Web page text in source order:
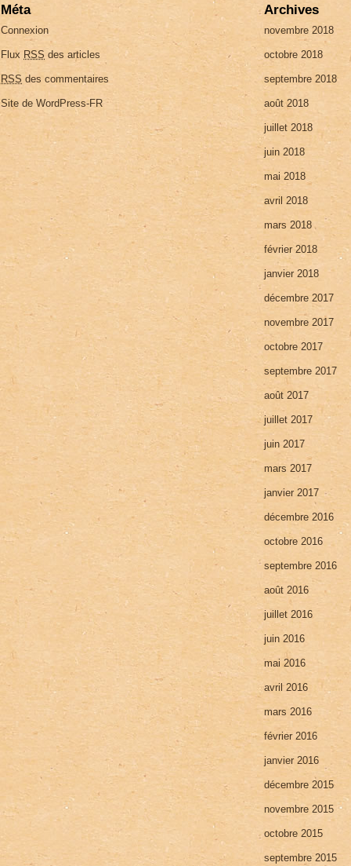
Méta
Connexion
Flux RSS des articles
RSS des commentaires
Site de WordPress-FR
Archives
novembre 2018
octobre 2018
septembre 2018
août 2018
juillet 2018
juin 2018
mai 2018
avril 2018
mars 2018
février 2018
janvier 2018
décembre 2017
novembre 2017
octobre 2017
septembre 2017
août 2017
juillet 2017
juin 2017
mars 2017
janvier 2017
décembre 2016
octobre 2016
septembre 2016
août 2016
juillet 2016
juin 2016
mai 2016
avril 2016
mars 2016
février 2016
janvier 2016
décembre 2015
novembre 2015
octobre 2015
septembre 2015